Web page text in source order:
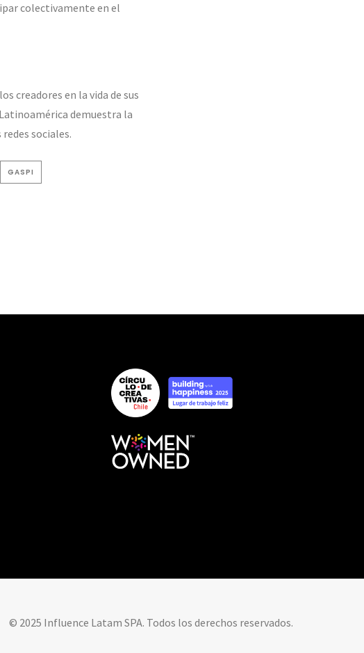
colectivamente en el
creadores en la vida de sus
demuestra la
sociales.
GASPI
© 2025 Influence Latam SPA. Todos los derechos reservados.